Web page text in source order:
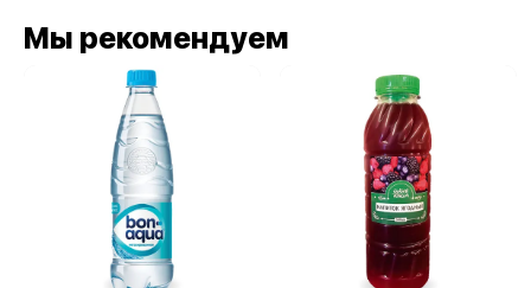
Мы рекомендуем